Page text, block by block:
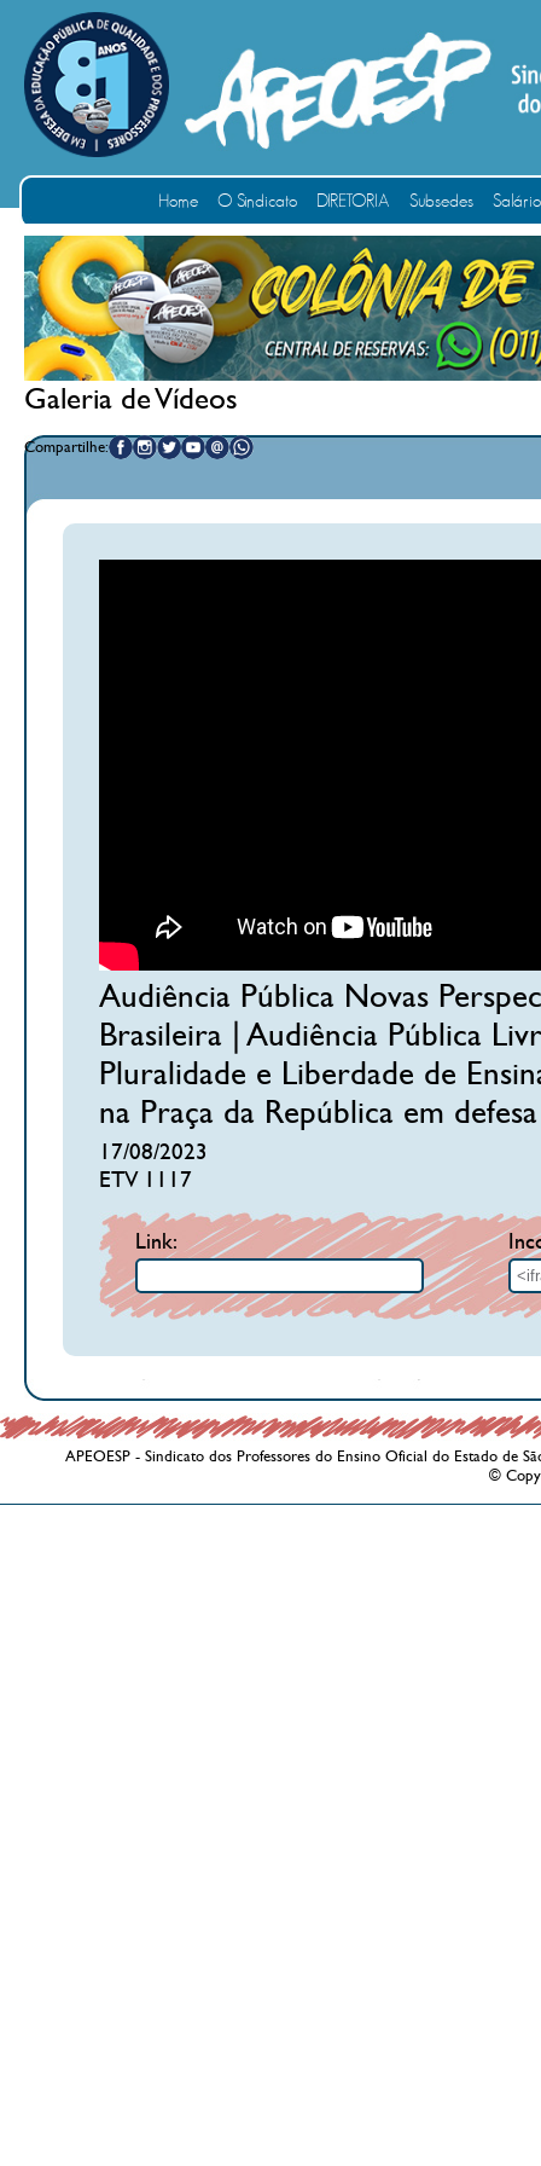
Home O Sindicato DIRETORIA Subsedes
Galeria de Vídeos
Compartilhe:
Audiência Pública Novas
Brasileira | Audiência Pública
Pluralidade e Liberdade de
na Praça da República em
17/08/2023
ETV 1117
Link:
APEOESP - Sindicato dos Professores do Ensino Oficial do Estado de
©